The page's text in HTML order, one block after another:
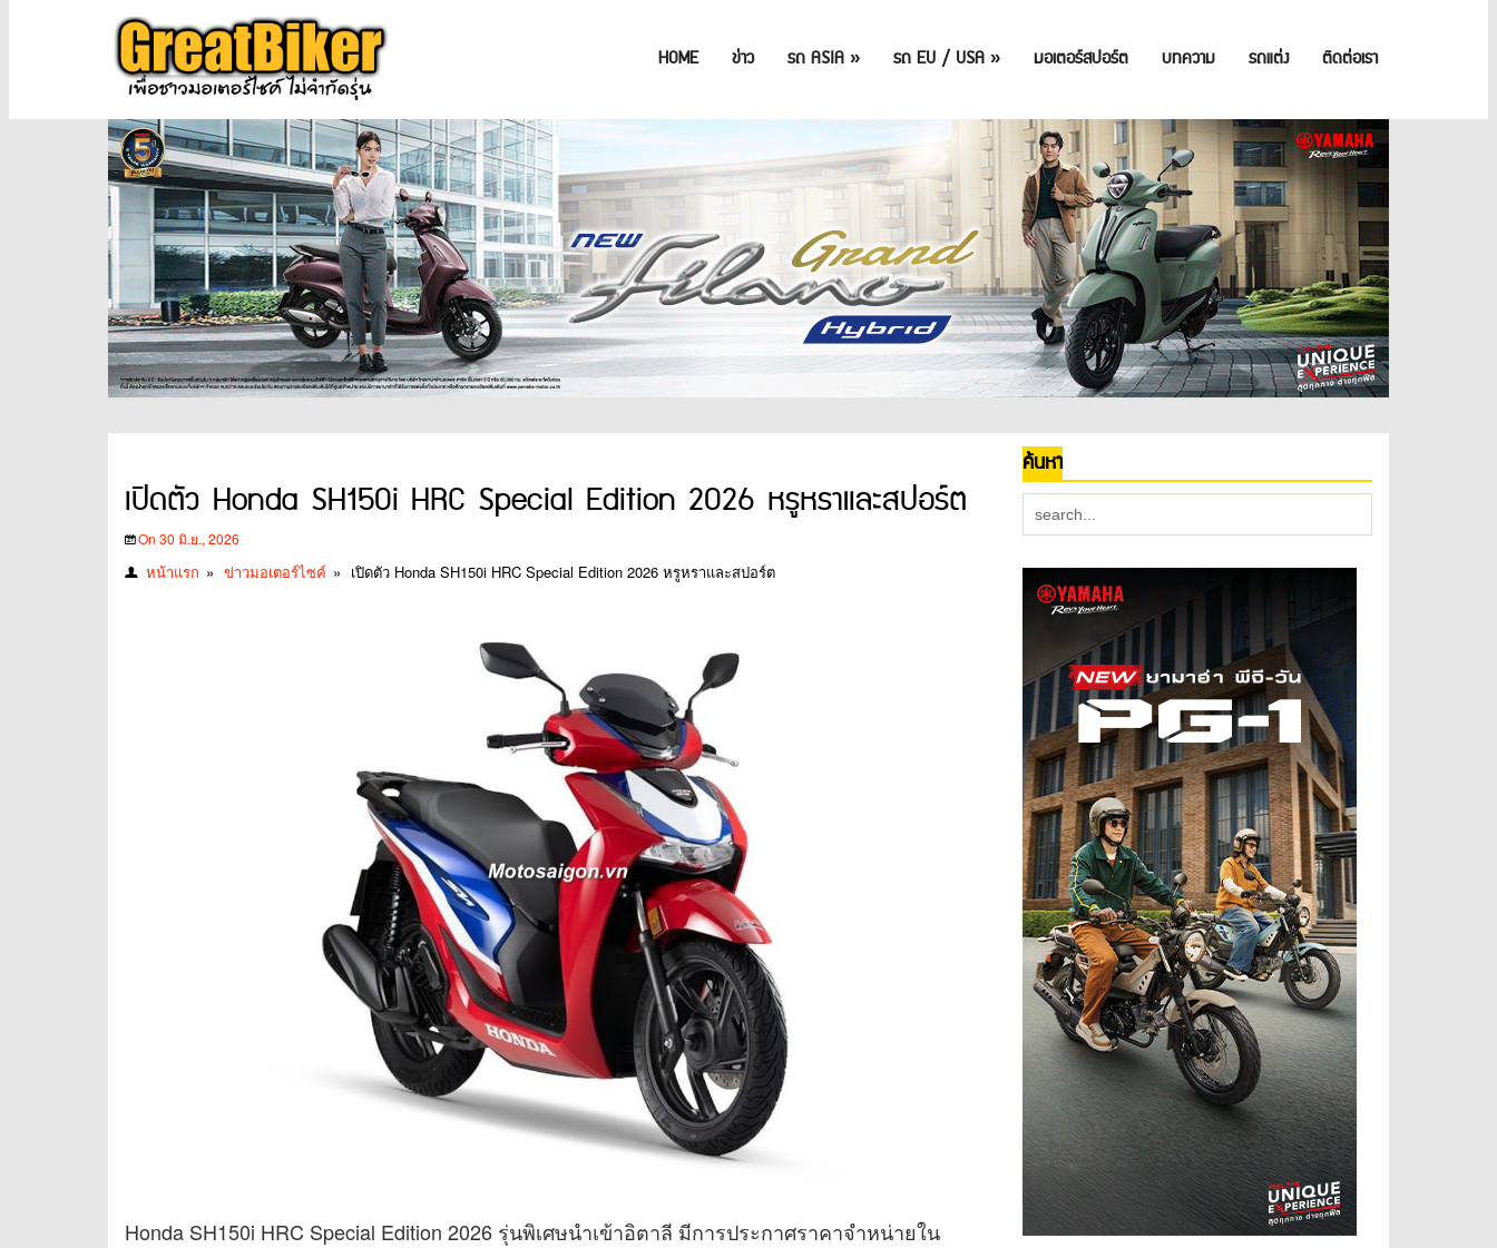
HOME ข่าว รถ ASIA » รถ EU / USA » มอเตอร์สปอร์ต บทความ รถแต่ง ติดต่อเรา
เปิดตัว Honda SH150i HRC Special Edition 2026 หรูหราและสปอร์ต
On 30 มิ.ย., 2026
หน้าแรก » ข่าวมอเตอร์ไซค์ » เปิดตัว Honda SH150i HRC Special Edition 2026 หรูหราและสปอร์ต
Honda SH150i HRC Special Edition 2026 รุ่นพิเศษนำเข้าอิตาลี มีการประกาศราคาจำหน่ายใน
ค้นหา